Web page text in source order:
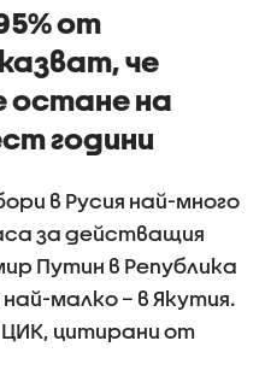
от
че
остане на
години
в Русия най-много
за действащия
Путин в Република
малко – в Якутия.
цитирани от